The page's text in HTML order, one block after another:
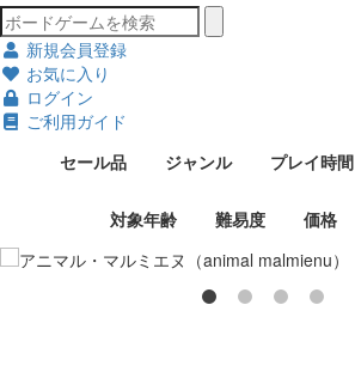
新規会員登録
お気に入り
ログイン
ご利用ガイド
セール品
ジャンル プレイ時間
対象年齢 難易度 価格